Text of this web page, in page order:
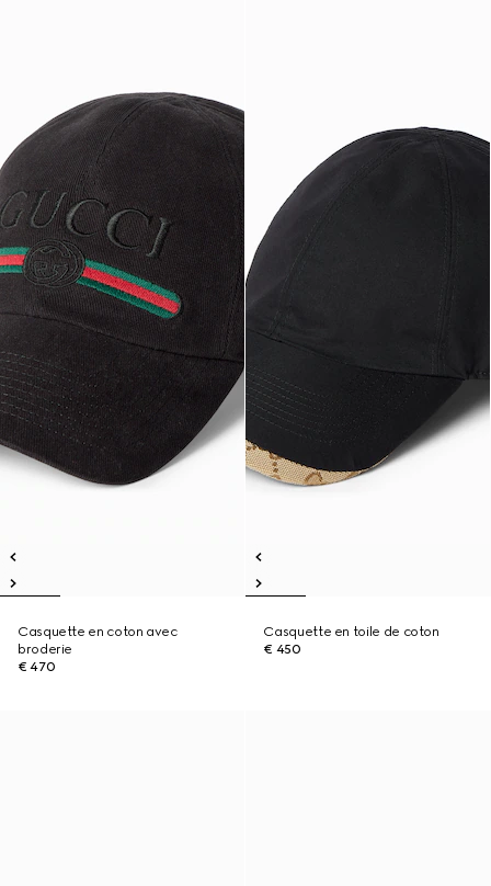
Casquette en coton avec
broderie
€ 470
Casquette en toile de coton
€ 450